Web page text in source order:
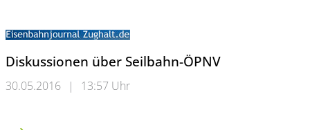
Diskussionen über Seilbahn-ÖPNV
30.05.2016 | 13:57 Uhr